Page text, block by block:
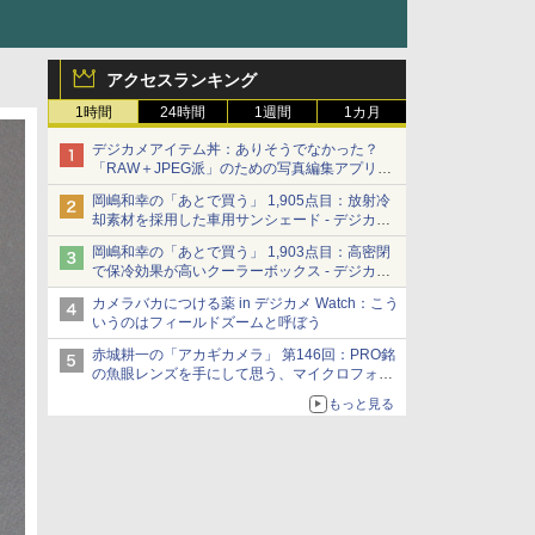
アクセスランキング
1時間 24時間 1週間 1カ月
デジカメアイテム丼：ありそうでなかった？
「RAW＋JPEG派」のための写真編集アプリ
カメラデフォルトのJPEGを大切にする
「Filmator」
岡嶋和幸の「あとで買う」 1,905点目：放射冷
却素材を採用した車用サンシェード - デジカメ
Watch
岡嶋和幸の「あとで買う」 1,903点目：高密閉
で保冷効果が高いクーラーボックス - デジカメ
Watch
カメラバカにつける薬 in デジカメ Watch：こう
いうのはフィールドズームと呼ぼう
赤城耕一の「アカギカメラ」 第146回：PRO銘
の魚眼レンズを手にして思う、マイクロフォー
もっと見る